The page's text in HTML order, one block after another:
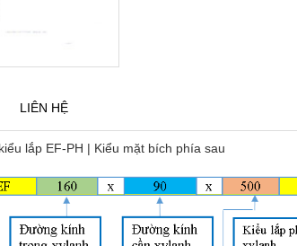
LIÊN HỆ
lắp EF-PH | Kiểu mặt bích phía sau